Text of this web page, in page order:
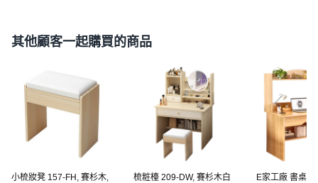
其他顧客一起購買的商品
小梳妝凳 157-FH, 賽杉木,
梳粧檯 209-DW, 賽杉木白
E家工廠 書桌